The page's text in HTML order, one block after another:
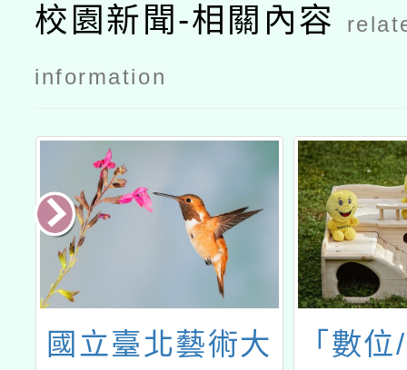
校園新聞-相關內容
information
國立臺北藝術大
「數